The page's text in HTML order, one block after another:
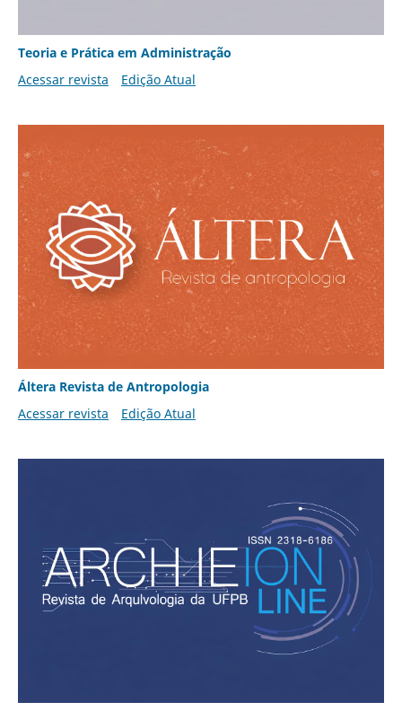
Teoria e Prática em Administração
Acessar revista
Edição Atual
Áltera Revista de Antropologia
Acessar revista
Edição Atual